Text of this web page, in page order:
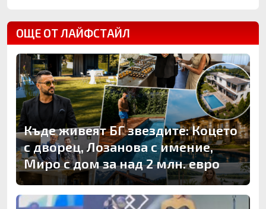
ОЩЕ ОТ ЛАЙФСТАЙЛ
Къде живеят БГ звездите: Коцето
с дворец, Лозанова с имение,
Миро с дом за над 2 млн. евро